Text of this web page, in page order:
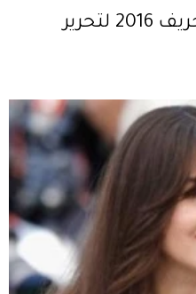
أجدد 5 مستحضرات لخريف 2016 لتحرير